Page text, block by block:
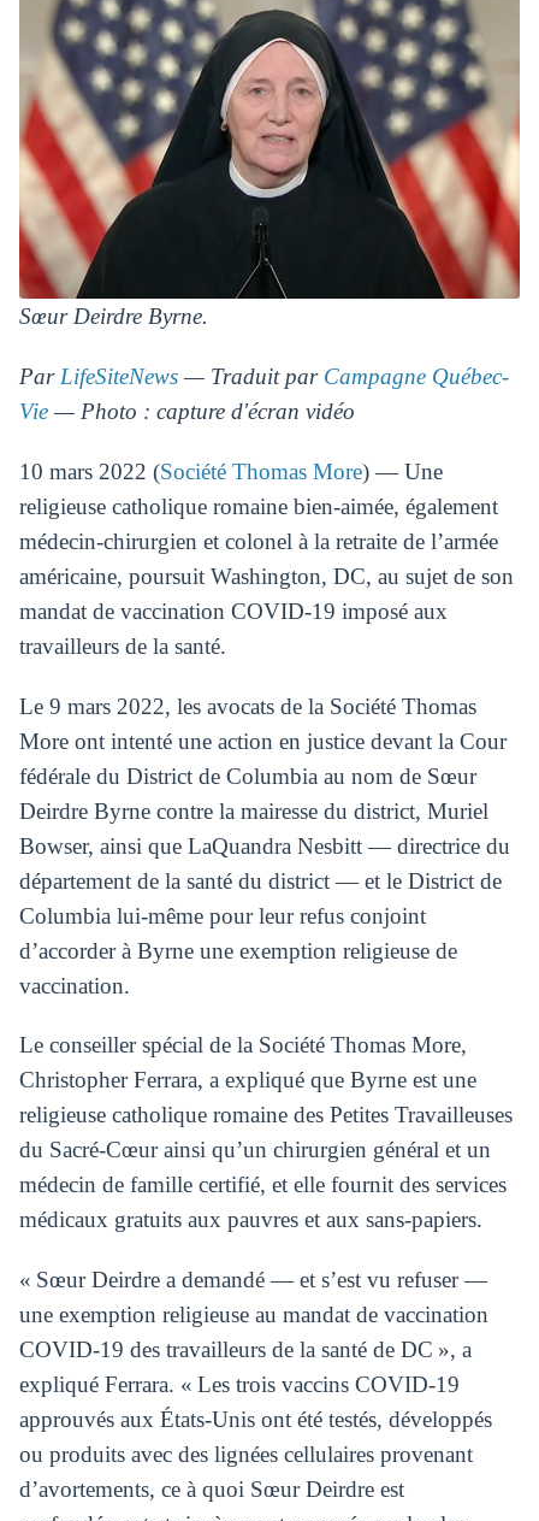
Sœur Deirdre Byrne.
Par LifeSiteNews— Traduit par Campagne Québec-
Vie— Photo : capture d'écran vidéo
10 mars 2022 (Société Thomas More) — Une
religieuse catholique romaine bien-aimée, également
médecin-chirurgien et colonel à la retraite de l’armée
américaine, poursuit Washington, DC, au sujet de son
mandat de vaccination COVID-19 imposé aux
travailleurs de la santé.
Le 9 mars 2022, les avocats de la Société Thomas
More ont intenté une action en justice devant la Cour
fédérale du District de Columbia au nom de Sœur
Deirdre Byrne contre la mairesse du district, Muriel
Bowser, ainsi que LaQuandra Nesbitt — directrice du
département de la santé du district — et le District de
Columbia lui-même pour leur refus conjoint
d’accorder à Byrne une exemption religieuse de
vaccination.
Le conseiller spécial de la Société Thomas More,
Christopher Ferrara, a expliqué que Byrne est une
religieuse catholique romaine des Petites Travailleuses
du Sacré-Cœur ainsi qu’un chirurgien général et un
médecin de famille certifié, et elle fournit des services
médicaux gratuits aux pauvres et aux sans-papiers.
« Sœur Deirdre a demandé — et s’est vu refuser —
une exemption religieuse au mandat de vaccination
COVID-19 des travailleurs de la santé de DC », a
expliqué Ferrara. « Les trois vaccins COVID-19
approuvés aux États-Unis ont été testés, développés
ou produits avec des lignées cellulaires provenant
d’avortements, ce à quoi Sœur Deirdre est